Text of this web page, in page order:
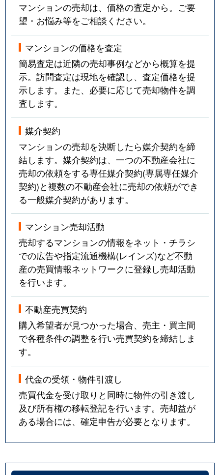
マンションの売却は、価格の査定から。ご要
望・お悩み等をご相談ください。
マンションの価格を査定
簡易査定は近隣の売却事例などから概算を提
示。訪問査定は現地を確認し、査定価格を提
示します。また、必要に応じて売却物件を調
査します。
媒介契約
マンションの売却を決断したら媒介契約を締
結します。媒介契約は、一つの不動産会社に
売却の依頼をする専任媒介契約(専属専任媒介
契約)と複数の不動産会社に売却の依頼ができ
る一般媒介契約があります。
マンション売却活動
売却するマンションの情報をネット・チラシ
での広告や指定流通機構(レインズ)など不動
産の売買情報ネットワークに登録し売却活動
を行います。
不動産売買契約
購入希望者が見つかった場合、売主・買主間
で各種条件の調整を行い売買契約を締結しま
す。
代金の受領・物件引渡し
売買代金を受け取りと同時に物件の引き渡し
及び所有権の移転登記を行います。売却益が
ある場合には、確定申告が必要となります。